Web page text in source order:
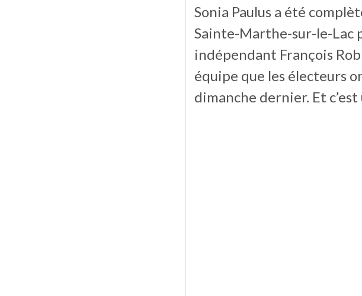
Sonia Paulus a été
Sainte-Marthe-sur-le-Lac
indépendant François
équipe que les électeurs
dimanche dernier. Et